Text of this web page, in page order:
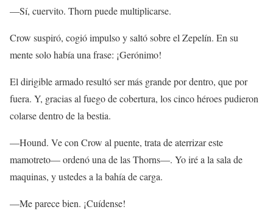
—Sí, cuervito. Thorn puede multiplicarse.
Crow suspiró, cogió impulso y saltó sobre el Zepelín. En su
mente solo había una frase: ¡Gerónimo!
El dirigible armado resultó ser más grande por dentro, que por
fuera. Y, gracias al fuego de cobertura, los cinco héroes pudieron
colarse dentro de la bestia.
—Hound. Ve con Crow al puente, trata de aterrizar este
mamotreto— ordenó una de las Thorns—. Yo iré a la sala de
maquinas, y ustedes a la bahía de carga.
—Me parece bien. ¡Cuídense!